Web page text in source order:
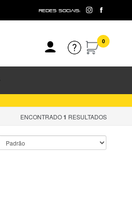
redes sociais:
0
ENCONTRADO1 RESULTADOS